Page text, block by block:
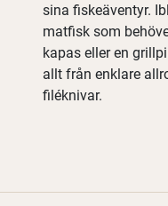
sina fiskeäventyr.
matfisk som
kapas eller en
allt från enklare
filéknivar.